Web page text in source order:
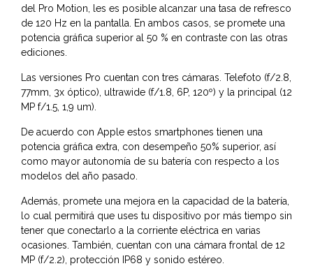
del Pro Motion, les es posible alcanzar una tasa de refresco
de 120 Hz en la pantalla. En ambos casos, se promete una
potencia gráfica superior al 50 % en contraste con las otras
ediciones.
Las versiones Pro cuentan con tres cámaras. Telefoto (f/2.8,
77mm, 3x óptico), ultrawide (f/1.8, 6P, 120º) y la principal (12
MP f/1.5, 1,9 um).
De acuerdo con Apple estos smartphones tienen una
potencia gráfica extra, con desempeño 50% superior, así
como mayor autonomía de su batería con respecto a los
modelos del año pasado.
Además, promete una mejora en la capacidad de la batería,
lo cual permitirá que uses tu dispositivo por más tiempo sin
tener que conectarlo a la corriente eléctrica en varias
ocasiones. También, cuentan con una cámara frontal de 12
MP (f/2.2), protección IP68 y sonido estéreo.